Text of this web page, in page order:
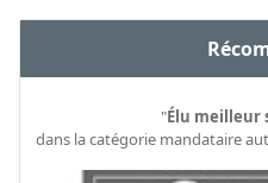
"Élu meilleur
dans la catégorie mandataire